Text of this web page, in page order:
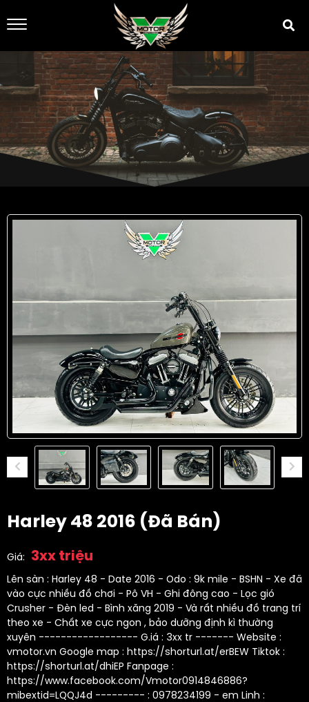
Harley 48 2016 (đã Bán)
Giá: 3xx triệu
Lên sàn : Harley 48 - Date 2016 - Odo : 9k mile - BSHN - Xe đã
vào cực nhiều đồ chơi - Pô VH - Ghi đông cao - Lọc gió
Crusher - Đèn led - Bình xăng 2019 - Và rất nhiều đồ trang trí
theo xe - Chất xe cực ngon , bảo dưỡng định kì thường
xuyên ------------------ G.iá : 3xx tr ------- Website :
vmotor.vn Google map : https://shorturl.at/erBEW Tiktok :
https://shorturl.at/dhiEP Fanpage :
https://www.facebook.com/Vmotor0914846886?
mibextid=LQQJ4d --------- : 0978234199 - em Linh :